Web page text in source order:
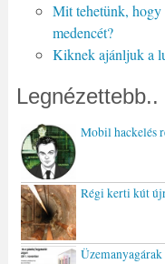
Mit tehetünk, hogy
medencét?
Kiknek ajánljuk a
Legnézettebb..
Mobil hackelés
Régi kerti kút